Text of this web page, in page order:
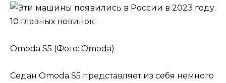
Omoda S5 (Фото: Omoda)
Седан Omoda S5 представляет из себя немного